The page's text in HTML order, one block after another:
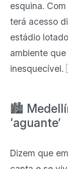
esquina. Com
terá acesso
estádio
ambiente
🏙️
‘aguante’
Dizem que